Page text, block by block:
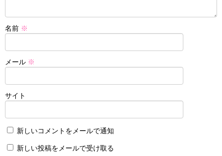
名前 ※
メール ※
サイト
新しいコメントをメールで通知
新しい投稿をメールで受け取る